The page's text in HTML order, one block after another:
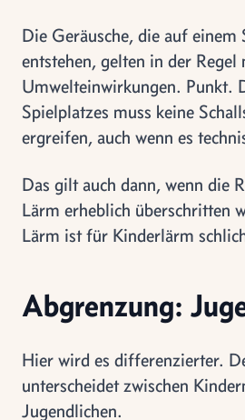
Die Geräusche, die auf einem
entstehen, gelten in der Regel
Umwelteinwirkungen. Punkt.
Spielplatzes muss keine
ergreifen, auch wenn es
Das gilt auch dann, wenn die
Lärm erheblich überschritten
Lärm ist für Kinderlärm
Abgrenzung:
Hier wird es differenzierter.
unterscheidet zwischen
Jugendlichen.